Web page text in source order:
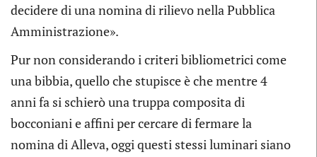
decidere di una nomina di rilievo nella Pubblica
Amministrazione».
Pur non considerando i criteri bibliometrici come
una bibbia, quello che stupisce è che mentre 4
anni fa si schierò una truppa composita di
bocconiani e affini per cercare di fermare la
nomina di Alleva, oggi questi stessi luminari siano